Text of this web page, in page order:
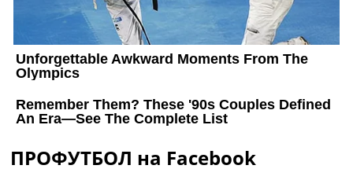
ПРОФУТБОЛ на Facebook